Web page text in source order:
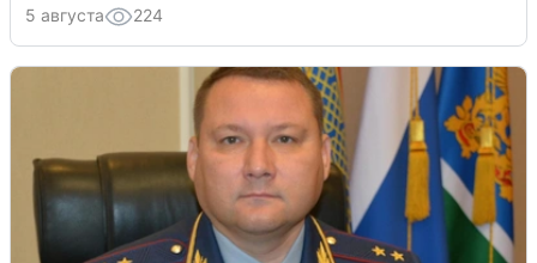
5 августа 224